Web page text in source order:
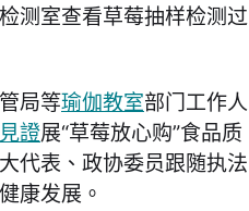
测室查看草莓抽样检测过
局等瑜伽教室部门工作人
見證展“草莓放心购”食品质
代表、政协委员跟随执法
康发展。